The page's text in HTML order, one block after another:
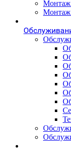
Монтаж
Монтаж